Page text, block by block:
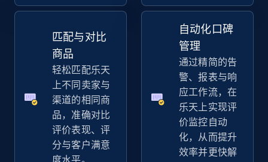
info, Stars, Feedbacks, Return policy, and more.
2.5K+ 378+ 立即开始
eBay
URL, Product id, Title, Seller name, Seller rating,
Seller reviews, Breadcrumbs, Root category, and
more.
匹配与对比
商品
轻松匹配乐天
上不同卖家与
渠道的相同商
品，准确对比
评价表现、评
分与客户满意
度水平。
自动化口碑
管理
通过精简的告
警、报表与响
应工作流，在
乐天上实现评
价监控自动
化，从而提升
效率并更快解